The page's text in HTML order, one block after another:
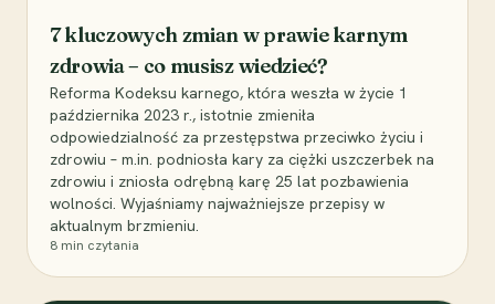
7 kluczowych zmian w prawie karnym
zdrowia – co musisz wiedzieć?
Reforma Kodeksu karnego, która weszła w życie 1
października 2023 r., istotnie zmieniła
odpowiedzialność za przestępstwa przeciwko życiu i
zdrowiu – m.in. podniosła kary za ciężki uszczerbek na
zdrowiu i zniosła odrębną karę 25 lat pozbawienia
wolności. Wyjaśniamy najważniejsze przepisy w
aktualnym brzmieniu.
8 min czytania